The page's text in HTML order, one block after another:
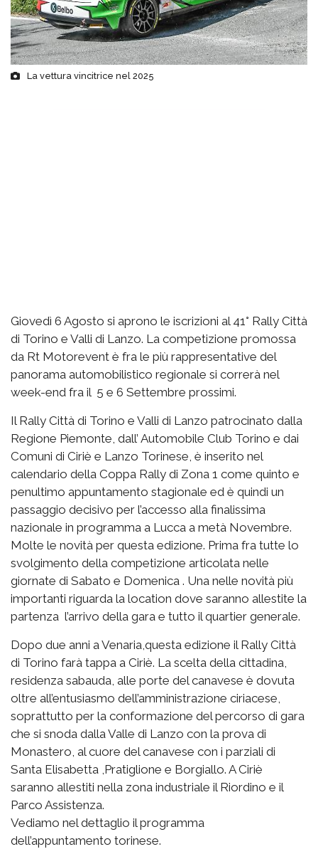
La vettura vincitrice nel 2025
Giovedì 6 Agosto si aprono le iscrizioni al 41° Rally Città
di Torino e Valli di Lanzo. La competizione promossa
da Rt Motorevent è fra le più rappresentative del
panorama automobilistico regionale si correrà nel
week-end fra il 5 e 6 Settembre prossimi.
Il Rally Città di Torino e Valli di Lanzo patrocinato dalla
Regione Piemonte, dall’ Automobile Club Torino e dai
Comuni di Ciriè e Lanzo Torinese, è inserito nel
calendario della Coppa Rally di Zona 1 come quinto e
penultimo appuntamento stagionale ed è quindi un
passaggio decisivo per l’accesso alla finalissima
nazionale in programma a Lucca a metà Novembre.
Molte le novità per questa edizione. Prima fra tutte lo
svolgimento della competizione articolata nelle
giornate di Sabato e Domenica . Una nelle novità più
importanti riguarda la location dove saranno allestite la
partenza l’arrivo della gara e tutto il quartier generale.
Dopo due anni a Venaria,questa edizione il Rally Città
di Torino farà tappa a Ciriè. La scelta della cittadina,
residenza sabauda, alle porte del canavese è dovuta
oltre all’entusiasmo dell’amministrazione ciriacese,
soprattutto per la conformazione del percorso di gara
che si snoda dalla Valle di Lanzo con la prova di
Monastero, al cuore del canavese con i parziali di
Santa Elisabetta ,Pratiglione e Borgiallo. A Ciriè
saranno allestiti nella zona industriale il Riordino e il
Parco Assistenza.
Vediamo nel dettaglio il programma
dell’appuntamento torinese.